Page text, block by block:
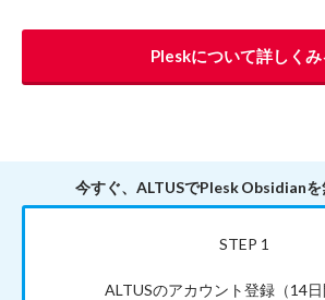
Pleskについて詳しくみ
今すぐ、ALTUSでPlesk Obsidianを
STEP 1
ALTUSのアカウント登録（14日